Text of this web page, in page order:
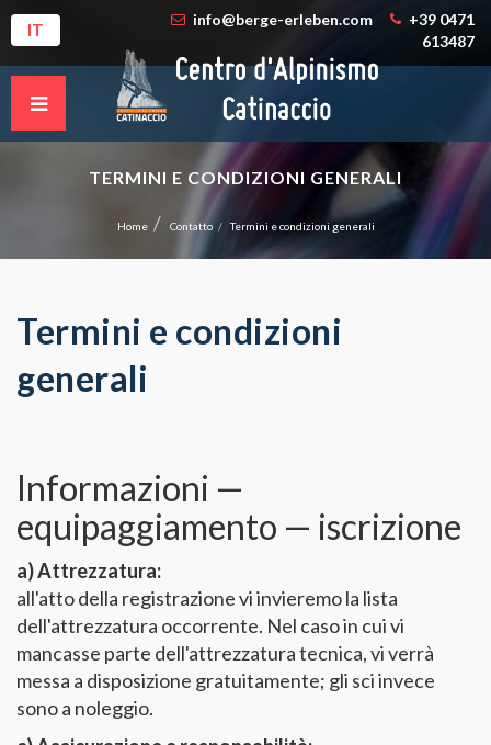
IT
info@berge-erleben.com
+39 0471
613487
TERMINI E CONDIZIONI GENERALI
Home Contatto Termini e condizioni generali
Termini e condizioni
generali
Informazioni —
equipaggiamento — iscrizione
a) Attrezzatura:
all'atto della registrazione vi invieremo la lista
dell'attrezzatura occorrente. Nel caso in cui vi
mancasse parte dell'attrezzatura tecnica, vi verrà
messa a disposizione gratuitamente; gli sci invece
sono a noleggio.